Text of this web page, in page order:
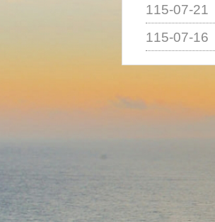
115-07-21
115-07-16